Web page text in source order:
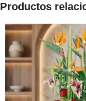
Productos